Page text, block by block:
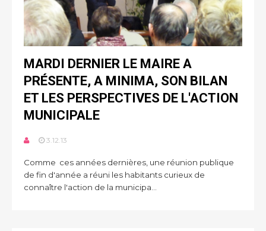
MARDI DERNIER LE MAIRE A
PRÉSENTE, A MINIMA, SON BILAN
ET LES PERSPECTIVES DE L'ACTION
MUNICIPALE
3.12.13
Comme ces années dernières, une réunion publique
de fin d'année a réuni les habitants curieux de
connaître l'action de la municipa...